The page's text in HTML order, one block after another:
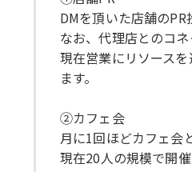
DMを頂いた店舗の
なお、代理店とのコ
現在営業にリソース
ます。
②カフェ会
月に1回ほどカフェ会
現在20人の規模で開